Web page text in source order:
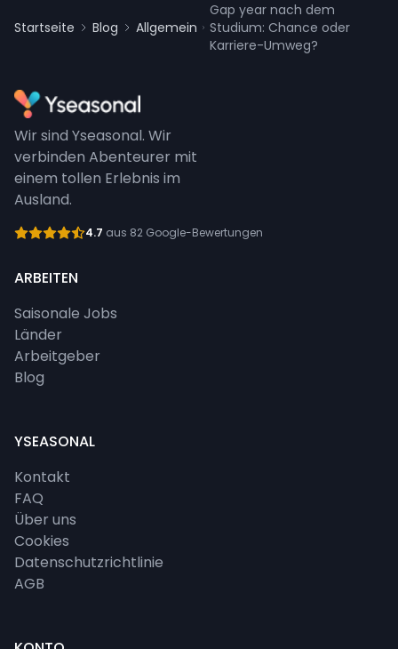
Startseite Blog Allgemein
Gap year nach dem
Studium: Chance oder
Karriere-Umweg?
Wir sind Yseasonal. Wir
verbinden Abenteurer mit
einem tollen Erlebnis im
Ausland.
4.7 aus 82 Google-Bewertungen
ARBEITEN
Saisonale Jobs
Länder
Arbeitgeber
Blog
YSEASONAL
Kontakt
FAQ
Über uns
Cookies
Datenschutzrichtlinie
AGB